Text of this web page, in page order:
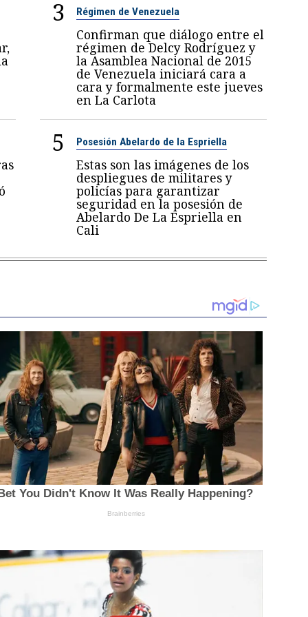
3 Régimen de Venezuela
Confirman que diálogo entre el
régimen de Delcy Rodríguez y
la Asamblea Nacional de 2015
de Venezuela iniciará cara a
cara y formalmente este jueves
en La Carlota
5 Posesión Abelardo de la Espriella
Estas son las imágenes de los
despliegues de militares y
policías para garantizar
seguridad en la posesión de
Abelardo De La Espriella en
Cali